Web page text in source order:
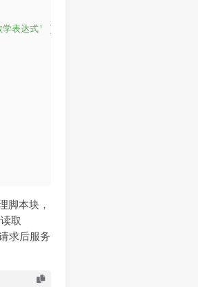
表达式'
}
脚本块，
取
求后服务